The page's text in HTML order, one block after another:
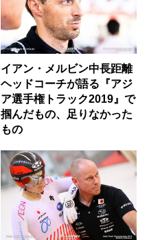
イアン・メルビン中長距離
ヘッドコーチが語る『アジ
ア選手権トラック2019』で
掴んだもの、足りなかった
もの